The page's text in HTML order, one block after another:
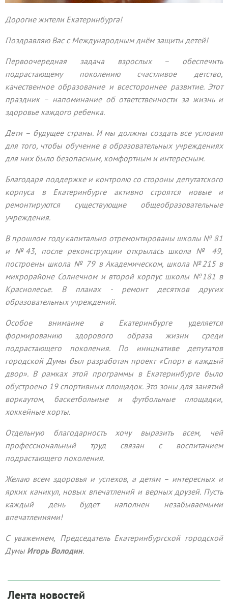
Дорогие жители Екатеринбурга!
Поздравляю Вас с Международным днём защиты детей!
Первоочередная задача взрослых – обеспечить
подрастающему поколению счастливое детство,
качественное образование и всестороннее развитие. Этот
праздник – напоминание об ответственности за жизнь и
здоровье каждого ребенка.
Дети – будущее страны. И мы должны создать все условия
для того, чтобы обучение в образовательных учреждениях
для них было безопасным, комфортным и интересным.
Благодаря поддержке и контролю со стороны депутатского
корпуса в Екатеринбурге активно строятся новые и
ремонтируются существующие общеобразовательные
учреждения.
В прошлом году капитально отремонтированы школы № 81
и №43, после реконструкции открылась школа № 49,
построены школа № 79 в Академическом, школа №215 в
микрорайоне Солнечном и второй корпус школы №181 в
Краснолесье. В планах - ремонт десятков других
образовательных учреждений.
Особое внимание в Екатеринбурге уделяется
формированию здорового образа жизни среди
подрастающего поколения. По инициативе депутатов
городской Думы был разработан проект «Спорт в каждый
двор». В рамках этой программы в Екатеринбурге было
обустроено 19 спортивных площадок. Это зоны для занятий
воркаутом, баскетбольные и футбольные площадки,
хоккейные корты.
Отдельную благодарность хочу выразить всем, чей
профессиональный труд связан с воспитанием
подрастающего поколения.
Желаю всем здоровья и успехов, а детям – интересных и
ярких каникул, новых впечатлений и верных друзей. Пусть
каждый день будет наполнен незабываемыми
впечатлениями!
С уважением, Председатель Екатеринбургской городской
Думы Игорь Володин.
Лента новостей